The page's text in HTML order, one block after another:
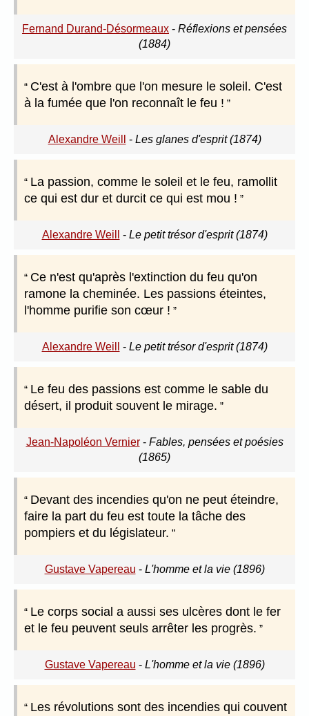
Fernand Durand-Désormeaux - Réflexions et pensées
(1884)
C'est à l'ombre que l'on mesure le soleil. C'est
à la fumée que l'on reconnaît le feu !
Alexandre Weill - Les glanes d'esprit (1874)
La passion, comme le soleil et le feu, ramollit
ce qui est dur et durcit ce qui est mou !
Alexandre Weill - Le petit trésor d'esprit (1874)
Ce n'est qu'après l'extinction du feu qu'on
ramone la cheminée. Les passions éteintes,
l'homme purifie son cœur !
Alexandre Weill - Le petit trésor d'esprit (1874)
Le feu des passions est comme le sable du
désert, il produit souvent le mirage.
Jean-Napoléon Vernier- Fables, pensées et poésies
(1865)
Devant des incendies qu'on ne peut éteindre,
faire la part du feu est toute la tâche des
pompiers et du législateur.
Gustave Vapereau - L'homme et la vie (1896)
Le corps social a aussi ses ulcères dont le fer
et le feu peuvent seuls arrêter les progrès.
Gustave Vapereau - L'homme et la vie (1896)
Les révolutions sont des incendies qui couvent